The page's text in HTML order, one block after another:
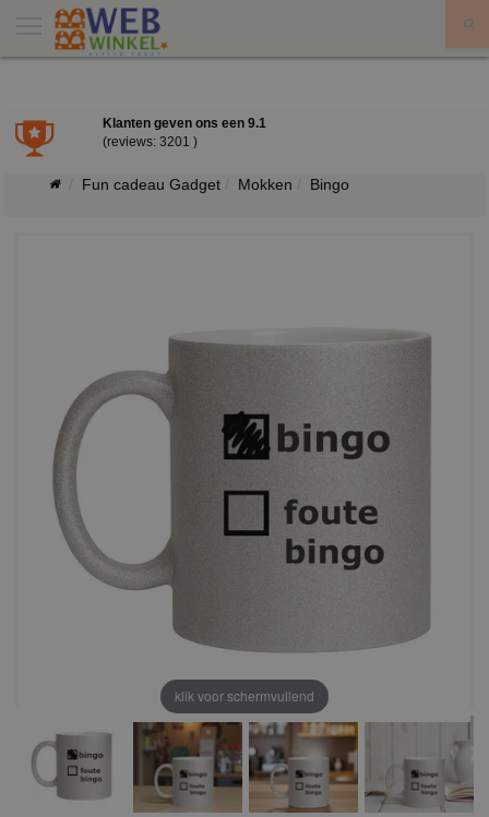
Klanten geven ons een 9.1
(reviews: 3201 )
Fun cadeau Gadget Mokken Bingo
klik voor schermvullend